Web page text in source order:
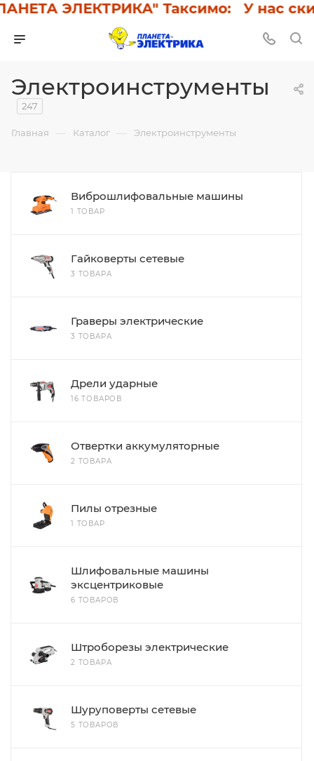
ЭЛЕКТРИКА" Таксимо: У нас
Электроинструменты
247
Главная — Каталог — Электроинструменты
Виброшлифовальные машины
1 ТОВАР
Гайковерты сетевые
3 ТОВАРА
Граверы электрические
3 ТОВАРА
Дрели ударные
16 ТОВАРОВ
Отвертки аккумуляторные
2 ТОВАРА
Пилы отрезные
1 ТОВАР
Шлифовальные машины
эксцентриковые
6 ТОВАРОВ
Штроборезы электрические
2 ТОВАРА
Шуруповерты сетевые
5 ТОВАРОВ